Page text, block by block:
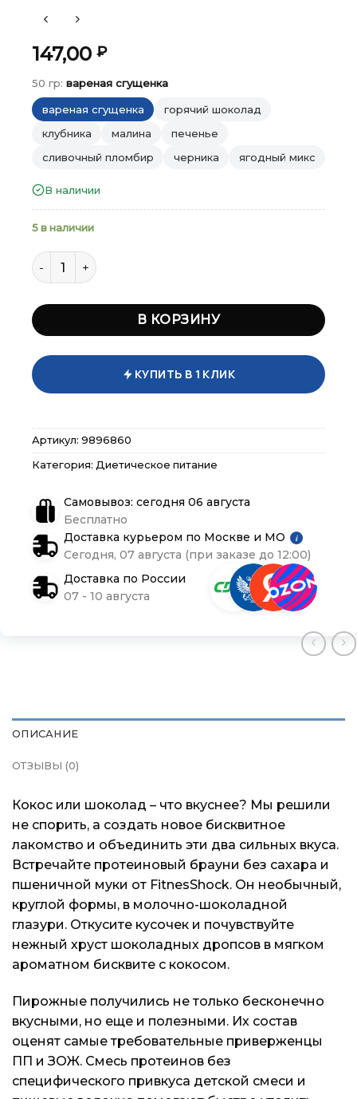
147,00 ₽
50 гр: вареная сгущенка
вареная сгущенка
горячий шоколад
клубника
малина
печенье
сливочный пломбир
черника ягодный микс
В наличии
5 в наличии
Количество товара Fitness Shoks Protein Brownie 50
В КОРЗИНУ
КУПИТЬ В 1 КЛИК
Артикул: 9896860
Категория: Диетическое питание
Самовывоз: сегодня 06 августа
Бесплатно
Доставка курьером по Москве и МО
i
Сегодня, 07 августа (при заказе до 12:00)
Доставка по России
07 - 10 августа
ОПИСАНИЕ
ОТЗЫВЫ (0)
Кокос или шоколад – что вкуснее? Мы решили
не спорить, а создать новое бисквитное
лакомство и объединить эти два сильных вкуса.
Встречайте протеиновый брауни без сахара и
пшеничной муки от FitnesShock. Он необычный,
круглой формы, в молочно-шоколадной
глазури. Откусите кусочек и почувствуйте
нежный хруст шоколадных дропсов в мягком
ароматном бисквите с кокосом.
Пирожные получились не только бесконечно
вкусными, но еще и полезными. Их состав
оценят самые требовательные приверженцы
ПП и ЗОЖ. Смесь протеинов без
специфического привкуса детской смеси и
Меню
Каталог
Бренды
Магазины
Доставка и оплата
Блог
Меню
Каталог
Бренды
Магазины
Доставка и оплата
Блог
Меню
Каталог
Бренды
Магазины
Доставка и оплата
Блог